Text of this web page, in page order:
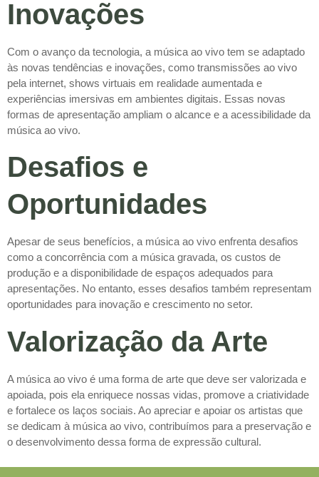
Inovações
Com o avanço da tecnologia, a música ao vivo tem se adaptado
às novas tendências e inovações, como transmissões ao vivo
pela internet, shows virtuais em realidade aumentada e
experiências imersivas em ambientes digitais. Essas novas
formas de apresentação ampliam o alcance e a acessibilidade da
música ao vivo.
Desafios e
Oportunidades
Apesar de seus benefícios, a música ao vivo enfrenta desafios
como a concorrência com a música gravada, os custos de
produção e a disponibilidade de espaços adequados para
apresentações. No entanto, esses desafios também representam
oportunidades para inovação e crescimento no setor.
Valorização da Arte
A música ao vivo é uma forma de arte que deve ser valorizada e
apoiada, pois ela enriquece nossas vidas, promove a criatividade
e fortalece os laços sociais. Ao apreciar e apoiar os artistas que
se dedicam à música ao vivo, contribuímos para a preservação e
o desenvolvimento dessa forma de expressão cultural.